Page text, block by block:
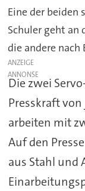
Eine der beiden
Schuler geht an
die andere nach
ANZEIGE
Die zwei
Presskraft
arbeiten mit
Auf den
aus Stahl und